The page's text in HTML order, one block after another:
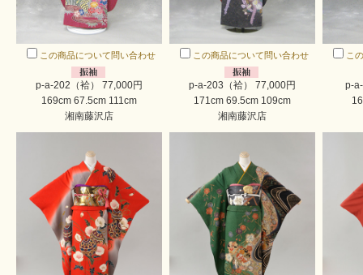
この商品について問い合わせ
p-a-202（袷） 77,000円
169cm 67.5cm 111cm
湘南藤沢店
この商品について問い合わせ
p-a-203（袷） 77,000円
171cm 69.5cm 109cm
湘南藤沢店
こ
p-